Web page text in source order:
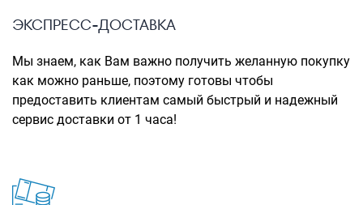
Рюкзаки городские
Рюкзаки школьные
Рюкзаки подростковые
ЭКСПРЕСС-ДОСТАВКА
Мы знаем, как Вам важно получить желанную покупку
как можно раньше, поэтому готовы чтобы
предоставить клиентам самый быстрый и надежный
сервис доставки от 1 часа!